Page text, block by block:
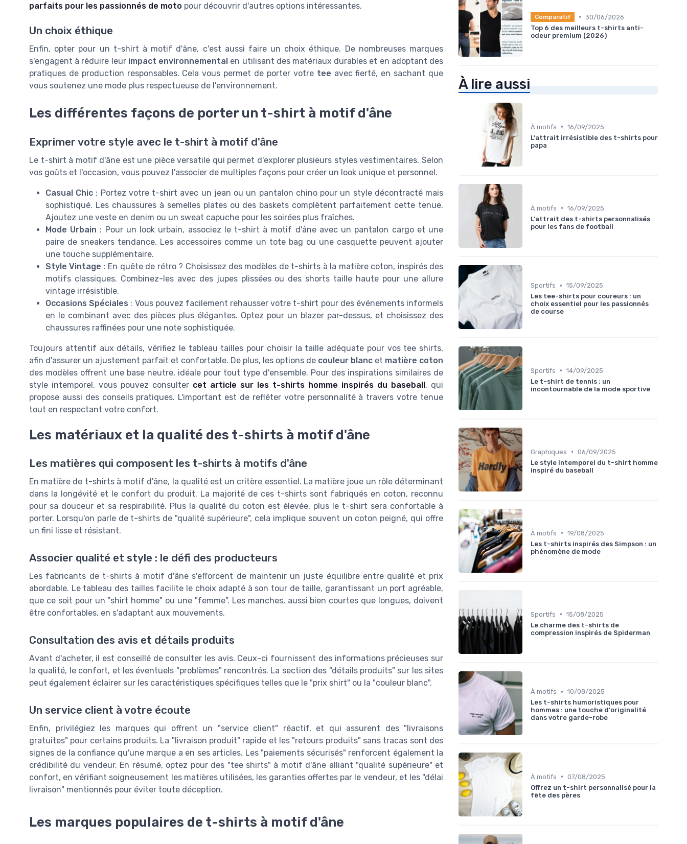
parfaits pour les passionnés de moto pour découvrir d'autres options intéressantes.
Un choix éthique
Enfin, opter pour un t-shirt à motif d'âne, c'est aussi faire un choix éthique. De nombreuses marques
s'engagent à réduire leur impact environnemental en utilisant des matériaux durables et en adoptant des
pratiques de production responsables. Cela vous permet de porter votre tee avec fierté, en sachant que
vous soutenez une mode plus respectueuse de l'environnement.
Les différentes façons de porter un t-shirt à motif d'âne
Exprimer votre style avec le t-shirt à motif d'âne
Le t-shirt à motif d'âne est une pièce versatile qui permet d'explorer plusieurs styles vestimentaires. Selon
vos goûts et l'occasion, vous pouvez l'associer de multiples façons pour créer un look unique et personnel.
Casual Chic : Portez votre t-shirt avec un jean ou un pantalon chino pour un style décontracté mais
sophistiqué. Les chaussures à semelles plates ou des baskets complètent parfaitement cette tenue.
Ajoutez une veste en denim ou un sweat capuche pour les soirées plus fraîches.
Mode Urbain : Pour un look urbain, associez le t-shirt à motif d'âne avec un pantalon cargo et une
paire de sneakers tendance. Les accessoires comme un tote bag ou une casquette peuvent ajouter
une touche supplémentaire.
Style Vintage : En quête de rétro ? Choisissez des modèles de t-shirts à la matière coton, inspirés des
motifs classiques. Combinez-les avec des jupes plissées ou des shorts taille haute pour une allure
vintage irrésistible.
Occasions Spéciales : Vous pouvez facilement rehausser votre t-shirt pour des événements informels
en le combinant avec des pièces plus élégantes. Optez pour un blazer par-dessus, et choisissez des
chaussures raffinées pour une note sophistiquée.
Toujours attentif aux détails, vérifiez le tableau tailles pour choisir la taille adéquate pour vos tee shirts,
afin d'assurer un ajustement parfait et confortable. De plus, les options de couleur blanc et matière coton
des modèles offrent une base neutre, idéale pour tout type d'ensemble. Pour des inspirations similaires de
style intemporel, vous pouvez consulter cet article sur les t-shirts homme inspirés du baseball, qui
propose aussi des conseils pratiques. L'important est de refléter votre personnalité à travers votre tenue
tout en respectant votre confort.
Les matériaux et la qualité des t-shirts à motif d'âne
Les matières qui composent les t-shirts à motifs d'âne
En matière de t-shirts à motif d'âne, la qualité est un critère essentiel. La matière joue un rôle déterminant
dans la longévité et le confort du produit. La majorité de ces t-shirts sont fabriqués en coton, reconnu
pour sa douceur et sa respirabilité. Plus la qualité du coton est élevée, plus le t-shirt sera confortable à
porter. Lorsqu'on parle de t-shirts de "qualité supérieure", cela implique souvent un coton peigné, qui offre
un fini lisse et résistant.
Associer qualité et style : le défi des producteurs
Les fabricants de t-shirts à motif d'âne s'efforcent de maintenir un juste équilibre entre qualité et prix
abordable. Le tableau des tailles facilite le choix adapté à son tour de taille, garantissant un port agréable,
que ce soit pour un "shirt homme" ou une "femme". Les manches, aussi bien courtes que longues, doivent
être confortables, en s'adaptant aux mouvements.
Consultation des avis et détails produits
Avant d'acheter, il est conseillé de consulter les avis. Ceux-ci fournissent des informations précieuses sur
la qualité, le confort, et les éventuels "problèmes" rencontrés. La section des "détails produits" sur les sites
peut également éclairer sur les caractéristiques spécifiques telles que le "prix shirt" ou la "couleur blanc".
Un service client à votre écoute
Enfin, privilégiez les marques qui offrent un "service client" réactif, et qui assurent des "livraisons
gratuites" pour certains produits. La "livraison produit" rapide et les "retours produits" sans tracas sont des
signes de la confiance qu'une marque a en ses articles. Les "paiements sécurisés" renforcent également la
crédibilité du vendeur. En résumé, optez pour des "tee shirts" à motif d'âne alliant "qualité supérieure" et
confort, en vérifiant soigneusement les matières utilisées, les garanties offertes par le vendeur, et les "délai
livraison" mentionnés pour éviter toute déception.
Les marques populaires de t-shirts à motif d'âne
Comparatif • 30/06/2026
Top 6 des meilleurs t-shirts anti-
odeur premium (2026)
À lire aussi
À motifs • 16/09/2025
L'attrait irrésistible des t-shirts pour
papa
À motifs • 16/09/2025
L'attrait des t-shirts personnalisés
pour les fans de football
Sportifs • 15/09/2025
Les tee-shirts pour coureurs : un
choix essentiel pour les passionnés
de course
Sportifs • 14/09/2025
Le t-shirt de tennis : un
incontournable de la mode sportive
Graphiques • 06/09/2025
Le style intemporel du t-shirt homme
inspiré du baseball
À motifs • 19/08/2025
Les t-shirts inspirés des Simpson : un
phénomène de mode
Sportifs • 15/08/2025
Le charme des t-shirts de
compression inspirés de Spiderman
À motifs • 10/08/2025
Les t-shirts humoristiques pour
hommes : une touche d'originalité
dans votre garde-robe
À motifs • 07/08/2025
Offrez un t-shirt personnalisé pour la
fête des pères